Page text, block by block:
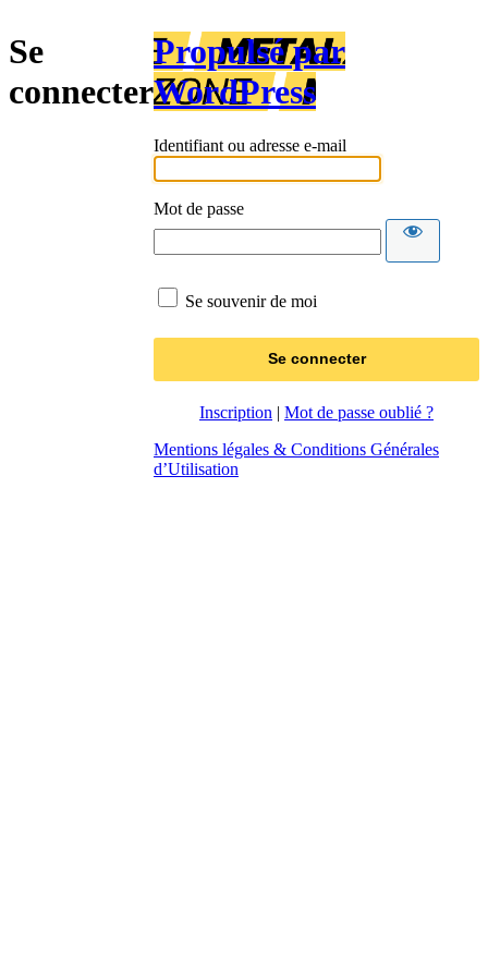
Se
connecter
Propulsé par
WordPress
Identifiant ou adresse e-mail
Mot de passe
Se souvenir de moi
Inscription | Mot de passe oublié ?
Mentions légales & Conditions Générales
d’Utilisation